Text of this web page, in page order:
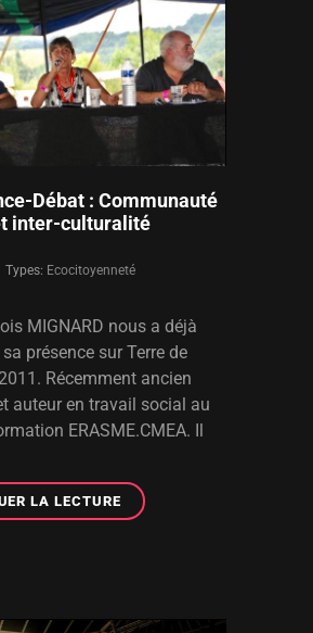
Débat : Communauté
inter-culturalité
Types: Ecocitoyenneté
MIGNARD nous a déjà
présence sur Terre de
Récemment ancien
auteur en travail social au
ERASME.CMEA. Il
LA LECTURECONFÉRENCE-
DÉBAT